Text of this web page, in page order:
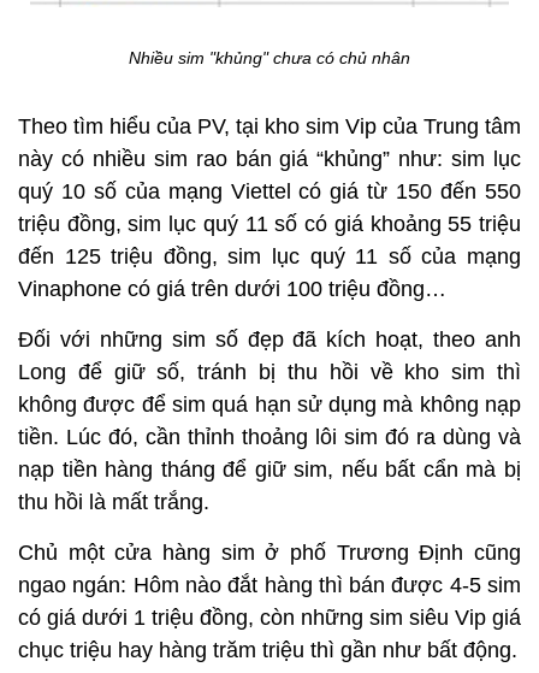
Nhiều sim "khủng" chưa có chủ nhân
Theo tìm hiểu của PV, tại kho sim Vip của Trung tâm
này có nhiều sim rao bán giá “khủng” như: sim lục
quý 10 số của mạng Viettel có giá từ 150 đến 550
triệu đồng, sim lục quý 11 số có giá khoảng 55 triệu
đến 125 triệu đồng, sim lục quý 11 số của mạng
Vinaphone có giá trên dưới 100 triệu đồng…
Đối với những sim số đẹp đã kích hoạt, theo anh
Long để giữ số, tránh bị thu hồi về kho sim thì
không được để sim quá hạn sử dụng mà không nạp
tiền. Lúc đó, cần thỉnh thoảng lôi sim đó ra dùng và
nạp tiền hàng tháng để giữ sim, nếu bất cẩn mà bị
thu hồi là mất trắng.
Chủ một cửa hàng sim ở phố Trương Định cũng
ngao ngán: Hôm nào đắt hàng thì bán được 4-5 sim
có giá dưới 1 triệu đồng, còn những sim siêu Vip giá
chục triệu hay hàng trăm triệu thì gần như bất động.